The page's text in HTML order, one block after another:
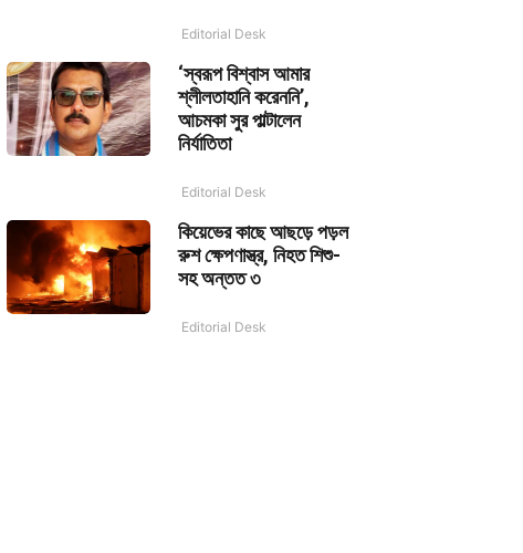
Editorial Desk
‘স্বরূপ বিশ্বাস আমার
শ্লীলতাহানি করেননি’,
আচমকা সুর পাল্টালেন
নির্যাতিতা
Editorial Desk
কিয়েভের কাছে আছড়ে পড়ল
রুশ ক্ষেপণাস্ত্র, নিহত শিশু-
সহ অন্তত ৩
Editorial Desk